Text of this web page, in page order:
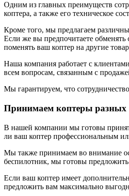
Одним из главных преимуществ
коптера, а также его техническое
Кроме того, мы предлагаем
Если же вы предпочитаете
поменять ваш коптер на другие
Наша компания работает с
всем вопросам, связанным с
Мы гарантируем, что
Принимаем коптеры разных
В нашей компании мы готовы
ли ваш коптер профессиональным
Мы также принимаем во внимание
беспилотник, мы готовы
Если ваш коптер имеет
предложить вам максимально